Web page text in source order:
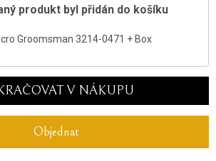
produkt byl přidán do košíku
Groomsman 3214-0471 + Box
V NÁKUPU
Objednat